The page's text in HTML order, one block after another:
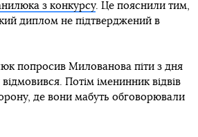
з конкурсу. Це пояснили тим,
диплом не підтверджений в
попросив Милованова піти з дня
Потім іменинник відвів
де вони мабуть обговорювали